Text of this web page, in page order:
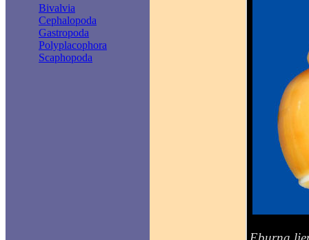
Bivalvia
Cephalopoda
Gastropoda
Polyplacophora
Scaphopoda